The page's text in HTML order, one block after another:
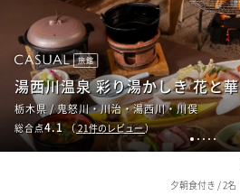
12 3 4 5
旅館
湯西川温泉 彩り湯かしき 花と華
栃木県 / 鬼怒川・川治・湯西川・川俣
総合点4.1（21件のレビュー）
夕朝食付き /2名